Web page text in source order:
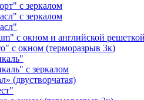
с зеркалом
с зеркалом
с окном и английской
с окном (терморазрыв 3к)
с зеркалом
(двустворчатая)